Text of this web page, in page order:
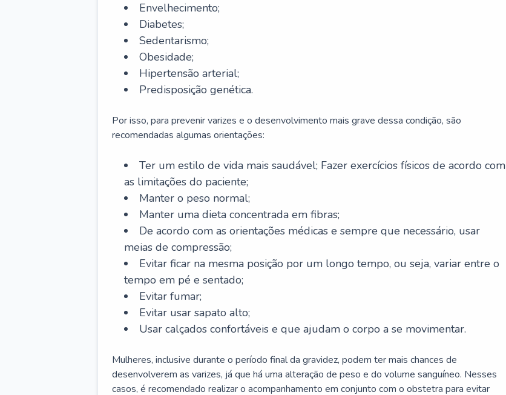
Envelhecimento;
Diabetes;
Sedentarismo;
Obesidade;
Hipertensão arterial;
Predisposição genética.
Por isso, para prevenir varizes e o desenvolvimento mais grave dessa condição, são
recomendadas algumas orientações:
Ter um estilo de vida mais saudável; Fazer exercícios físicos de acordo com
as limitações do paciente;
Manter o peso normal;
Manter uma dieta concentrada em fibras;
De acordo com as orientações médicas e sempre que necessário, usar
meias de compressão;
Evitar ficar na mesma posição por um longo tempo, ou seja, variar entre o
tempo em pé e sentado;
Evitar fumar;
Evitar usar sapato alto;
Usar calçados confortáveis e que ajudam o corpo a se movimentar.
Mulheres, inclusive durante o período final da gravidez, podem ter mais chances de
desenvolverem as varizes, já que há uma alteração de peso e do volume sanguíneo. Nesses
casos, é recomendado realizar o acompanhamento em conjunto com o obstetra para evitar